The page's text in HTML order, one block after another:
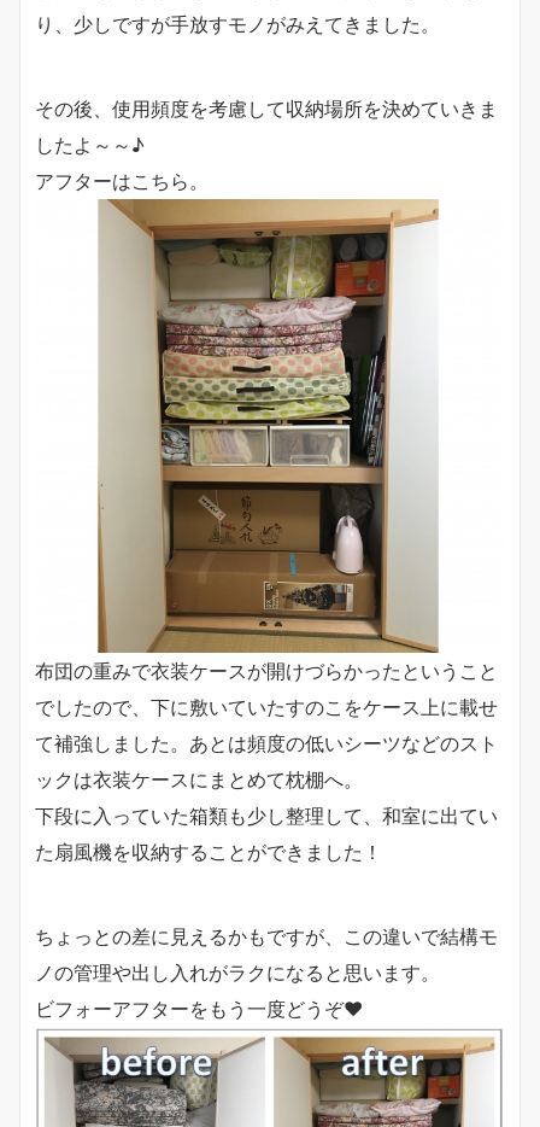
り、少しですが手放すモノがみえてきました。
その後、使用頻度を考慮して収納場所を決めていきま
したよ～～♪
アフターはこちら。
布団の重みで衣装ケースが開けづらかったということ
でしたので、下に敷いていたすのこをケース上に載せ
て補強しました。あとは頻度の低いシーツなどのスト
ックは衣装ケースにまとめて枕棚へ。
下段に入っていた箱類も少し整理して、和室に出てい
た扇風機を収納することができました！
ちょっとの差に見えるかもですが、この違いで結構モ
ノの管理や出し入れがラクになると思います。
ビフォーアフターをもう一度どうぞ♥